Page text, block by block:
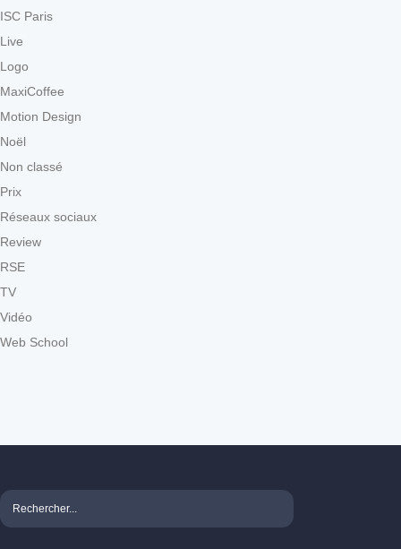
ISC Paris
Live
Logo
MaxiCoffee
Motion Design
Noël
Non classé
Prix
Réseaux sociaux
Review
RSE
TV
Vidéo
Web School